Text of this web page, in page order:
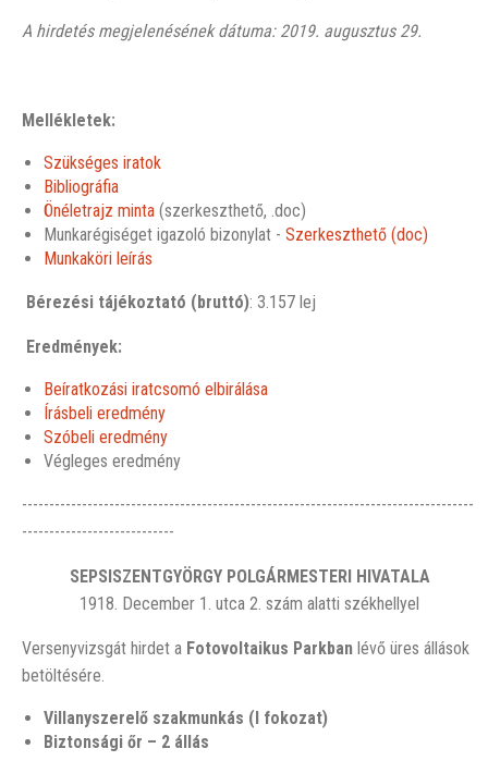
A hirdetés megjelenésének dátuma: 2019. augusztus 29.
Mellékletek:
Szükséges iratok
Bibliográfia
Önéletrajz minta (szerkeszthető, .doc)
Munkarégiséget igazoló bizonylat - Szerkeszthető (doc)
Munkaköri leírás
Bérezési tájékoztató (bruttó): 3.157 lej
Eredmények:
Beíratkozási iratcsomó elbirálása
Írásbeli eredmény
Szóbeli eredmény
Végleges eredmény
-----------------------------------------------------------------------------------
----------------------------
SEPSISZENTGYÖRGY POLGÁRMESTERI HIVATALA
1918. December 1. utca 2. szám alatti székhellyel
Versenyvizsgát hirdet a Fotovoltaikus Parkban lévő üres állások
betöltésére.
Villanyszerelő szakmunkás (I fokozat)
Biztonsági őr – 2 állás